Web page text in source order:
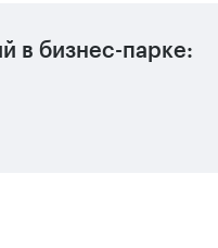
в бизнес-парке: